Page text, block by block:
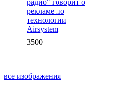
радио" говорит о
рекламе по
технологии
Airsystem
3500
все изображения